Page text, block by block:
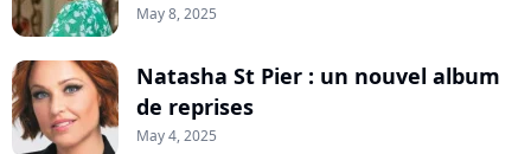
May 8, 2025
Natasha St Pier : un nouvel album
de reprises
May 4, 2025